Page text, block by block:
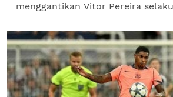
menggantikan Vitor Pereira
laporan The Athletic, Ten...